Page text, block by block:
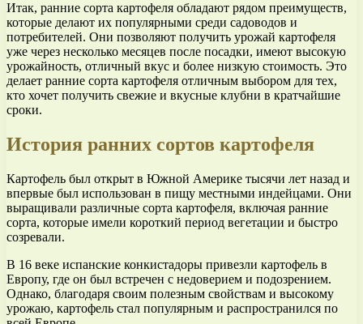
Итак, ранние сорта картофеля обладают рядом преимуществ,
которые делают их популярными среди садоводов и
потребителей. Они позволяют получить урожай картофеля
уже через несколько месяцев после посадки, имеют высокую
урожайность, отличный вкус и более низкую стоимость. Это
делает ранние сорта картофеля отличным выбором для тех,
кто хочет получить свежие и вкусные клубни в кратчайшие
сроки.
История ранних сортов картофеля
Картофель был открыт в Южной Америке тысячи лет назад и
впервые был использован в пищу местными индейцами. Они
выращивали различные сорта картофеля, включая ранние
сорта, которые имели короткий период вегетации и быстро
созревали.
В 16 веке испанские конкистадоры привезли картофель в
Европу, где он был встречен с недоверием и подозрением.
Однако, благодаря своим полезным свойствам и высокому
урожаю, картофель стал популярным и распространился по